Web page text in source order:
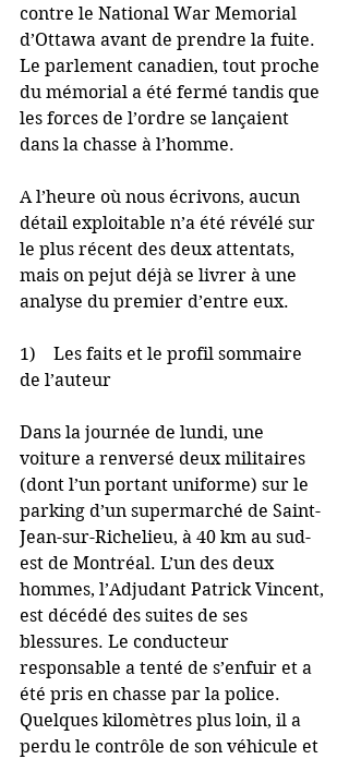
contre le National War Memorial
d’Ottawa avant de prendre la fuite.
Le parlement canadien, tout proche
du mémorial a été fermé tandis que
les forces de l’ordre se lançaient
dans la chasse à l’homme.
A l’heure où nous écrivons, aucun
détail exploitable n’a été révélé sur
le plus récent des deux attentats,
mais on pejut déjà se livrer à une
analyse du premier d’entre eux.
1)    Les faits et le profil sommaire
de l’auteur
Dans la journée de lundi, une
voiture a renversé deux militaires
(dont l’un portant uniforme) sur le
parking d’un supermarché de Saint-
Jean-sur-Richelieu, à 40 km au sud-
est de Montréal. L’un des deux
hommes, l’Adjudant Patrick Vincent,
est décédé des suites de ses
blessures. Le conducteur
responsable a tenté de s’enfuir et a
été pris en chasse par la police.
Quelques kilomètres plus loin, il a
perdu le contrôle de son véhicule et